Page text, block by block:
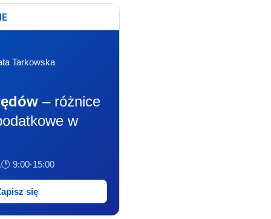
Tarkowska
– różnice
w
🕐 9:00-15:00
się